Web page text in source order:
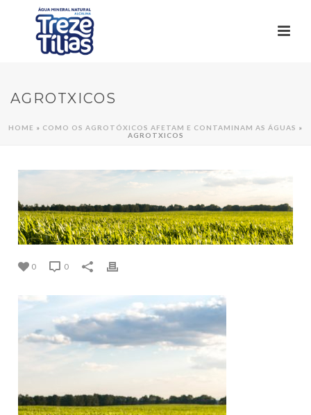
AGROTXICOS
HOME » COMO OS AGROTÓXICOS AFETAM E CONTAMINAM AS ÁGUAS »
AGROTXICOS
0 0